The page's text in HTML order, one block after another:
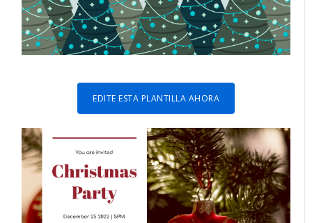
EDITE ESTA PLANTILLA AHORA